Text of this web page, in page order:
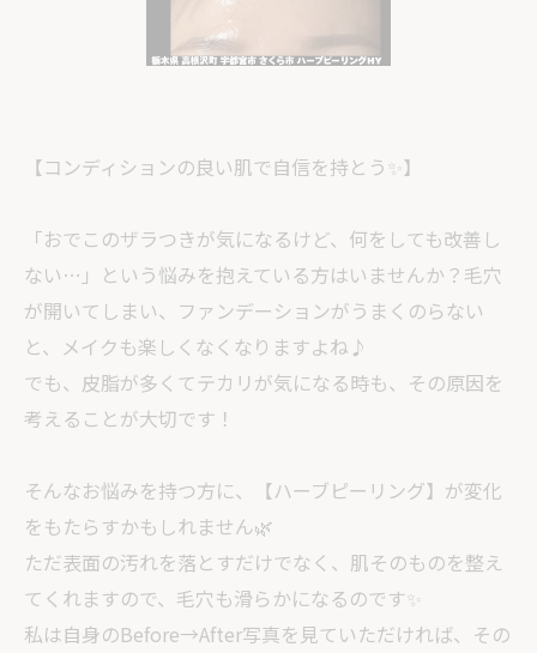
【コンディションの良い肌で自信を持とう✨】
「おでこのザラつきが気になるけど、何をしても改善し
ない…」という悩みを抱えている方はいませんか？毛穴
が開いてしまい、ファンデーションがうまくのらない
と、メイクも楽しくなくなりますよね♪
でも、皮脂が多くてテカリが気になる時も、その原因を
考えることが大切です！
そんなお悩みを持つ方に、【ハーブピーリング】が変化
をもたらすかもしれません🌿
ただ表面の汚れを落とすだけでなく、肌そのものを整え
てくれますので、毛穴も滑らかになるのです✨
私は自身のBefore→After写真を見ていただければ、その